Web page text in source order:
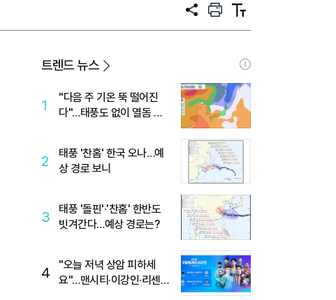
공
프
트
텍
트
트렌드 뉴스
1
"다음 주 기온 뚝 떨어진
다"…태풍도 없이 열돔 박
2
태풍 '찬홈' 한국 오나…예
상 경로 보니
3
태풍 '돌핀'·'찬홈' 한반도
빗겨간다…예상 경로는?
4
"오늘 저녁 상암 피하세
요"…맨시티·이강인·리센느